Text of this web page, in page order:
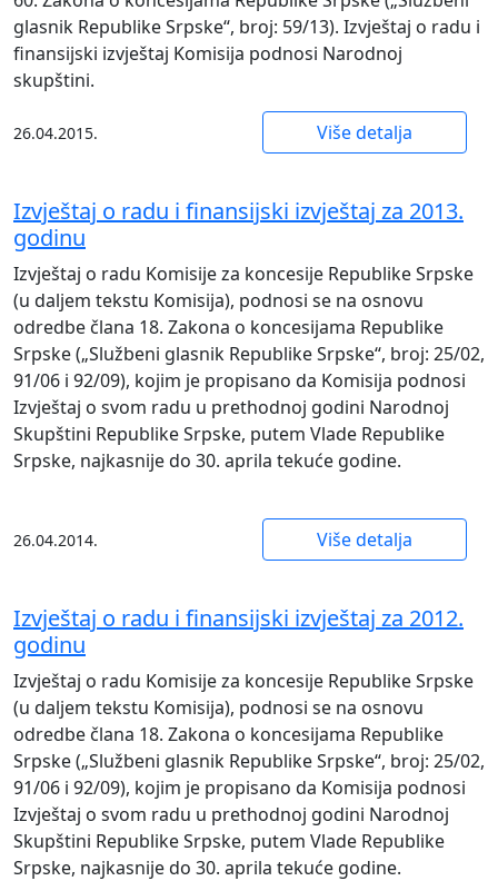
glasnik Republike Srpske“, broj: 59/13). Izvještaj o radu i
finansijski izvještaj Komisija podnosi Narodnoj
skupštini.
26.04.2015. Više detalja
Izvještaj o radu i finansijski izvještaj za 2013.
godinu
Izvještaj o radu Komisije za koncesije Republike Srpske
(u daljem tekstu Komisija), podnosi se na osnovu
odredbe člana 18. Zakona o koncesijama Republike
Srpske („Službeni glasnik Republike Srpske“, broj: 25/02,
91/06 i 92/09), kojim je propisano da Komisija podnosi
Izvještaj o svom radu u prethodnoj godini Narodnoj
Skupštini Republike Srpske, putem Vlade Republike
Srpske, najkasnije do 30. aprila tekuće godine.
26.04.2014. Više detalja
Izvještaj o radu i finansijski izvještaj za 2012.
godinu
Izvještaj o radu Komisije za koncesije Republike Srpske
(u daljem tekstu Komisija), podnosi se na osnovu
odredbe člana 18. Zakona o koncesijama Republike
Srpske („Službeni glasnik Republike Srpske“, broj: 25/02,
91/06 i 92/09), kojim je propisano da Komisija podnosi
Izvještaj o svom radu u prethodnoj godini Narodnoj
Skupštini Republike Srpske, putem Vlade Republike
Srpske, najkasnije do 30. aprila tekuće godine.